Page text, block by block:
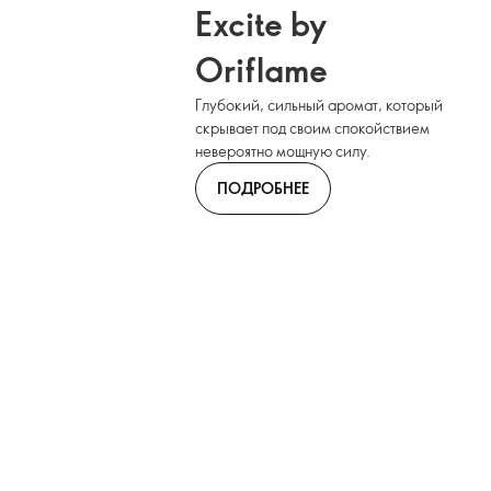
Excite by
Oriflame
Глубокий, сильный аромат, который
скрывает под своим спокойствием
невероятно мощную силу.
ПОДРОБНЕЕ